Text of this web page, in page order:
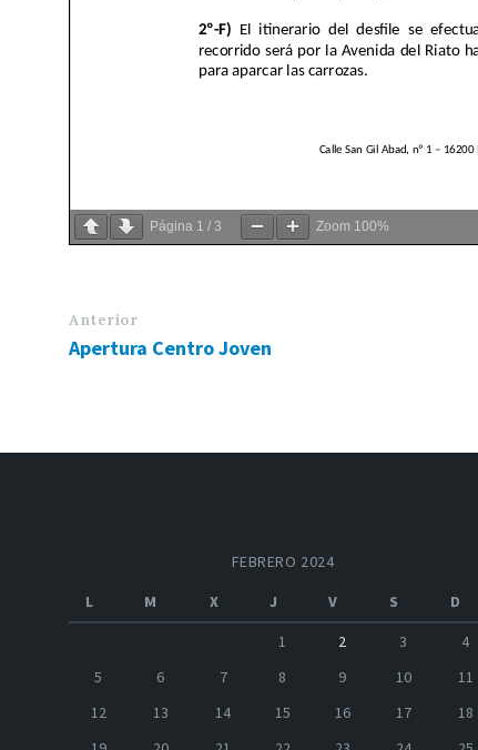
Página 1 / 3 Zoom 100%
Anterior
Apertura Centro Joven
FEBRERO 2024
L
M X J V S
D
1
2 3
4
5
6 7 8 9 10
11
12
13 14 15 16 17
18